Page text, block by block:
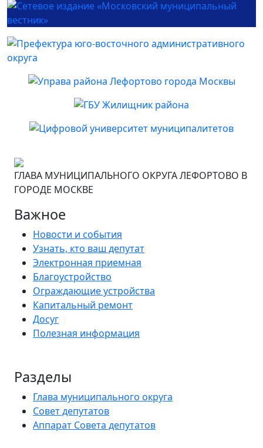
ГЛАВА МУНИЦИПАЛЬНОГО ОКРУГА ЛЕФОРТОВО В
ГОРОДЕ МОСКВЕ
Важное
Новости и события
Узнать, кто ваш депутат
Электронная приемная
Благоустройство
Ограждающие устройства
Капитальный ремонт
Досуг
Полезная информация
Разделы
Глава муниципального округа
Совет депутатов
Аппарат Совета депутатов